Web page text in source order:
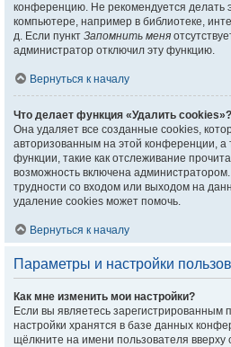
конференцию. Не рекомендуется делать
компьютере, например в библиотеке,
д. Если пункт Запомнить меня
администратор отключил эту функцию.
Вернуться к началу
Что делает функция «Удалить cookies»?
Она удаляет все созданные cookies,
авторизованным на этой конференции, а
функции, такие как отслеживание
возможность включена
трудности со входом или выходом на
удаление cookies может помочь.
Вернуться к началу
Параметры и настройки
Как мне изменить мои настройки?
Если вы являетесь зарегистрированным
настройки хранятся в базе данных
щёлкните на имени пользователя